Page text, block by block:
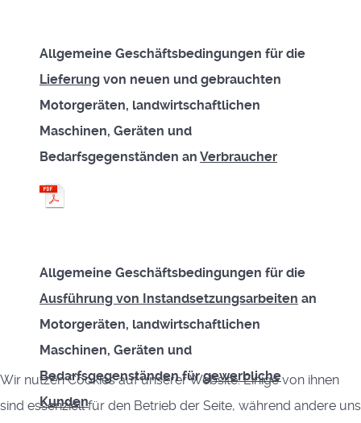
Allgemeine Geschäftsbedingungen für die
Lieferung von neuen und gebrauchten
Motorgeräten, landwirtschaftlichen
Maschinen, Geräten und
Bedarfsgegenständen an Verbraucher
Allgemeine Geschäftsbedingungen für die
Ausführung von Instandsetzungsarbeiten an
Motorgeräten, landwirtschaftlichen
Maschinen, Geräten und
Bedarfsgegenständen fürgewerbliche
Kunden
Wir nutzen Cookies auf unserer Website. Einige von ihnen
sind essenziell für den Betrieb der Seite, während andere uns